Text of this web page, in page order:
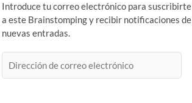
Introduce tu correo electrónico para suscribirte
a este Brainstomping y recibir notificaciones de
nuevas entradas.
de